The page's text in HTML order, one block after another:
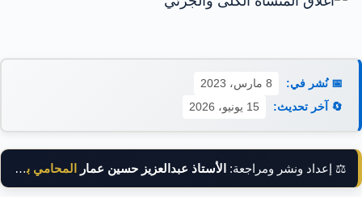
📅 نُشر في:
8 مارس، 2023
🔄 آخر تحديث:
15 يونيو، 2026
⚖️ إعداد ونشر ومراجعة: الأستاذ عبدالعزيز حسين عمار المحامي بالنقض